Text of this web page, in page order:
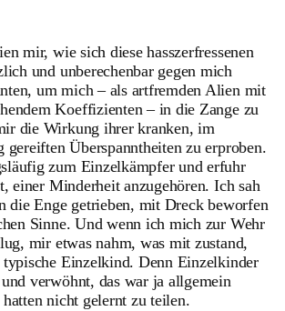
mir, wie sich diese hasszerfressenen
und unberechenbar gegen mich
um mich – als artfremden Alien mit
Koeffizienten – in die Zange zu
die Wirkung ihrer kranken, im
gereiften Überspanntheiten zu erproben.
zum Einzelkämpfer und erfuhr
einer Minderheit anzugehören. Ich sah
die Enge getrieben, mit Dreck beworfen
Sinne. Und wenn ich mich zur Wehr
mir etwas nahm, was mit zustand,
typische Einzelkind. Denn Einzelkinder
verwöhnt, das war ja allgemein
nicht gelernt zu teilen.